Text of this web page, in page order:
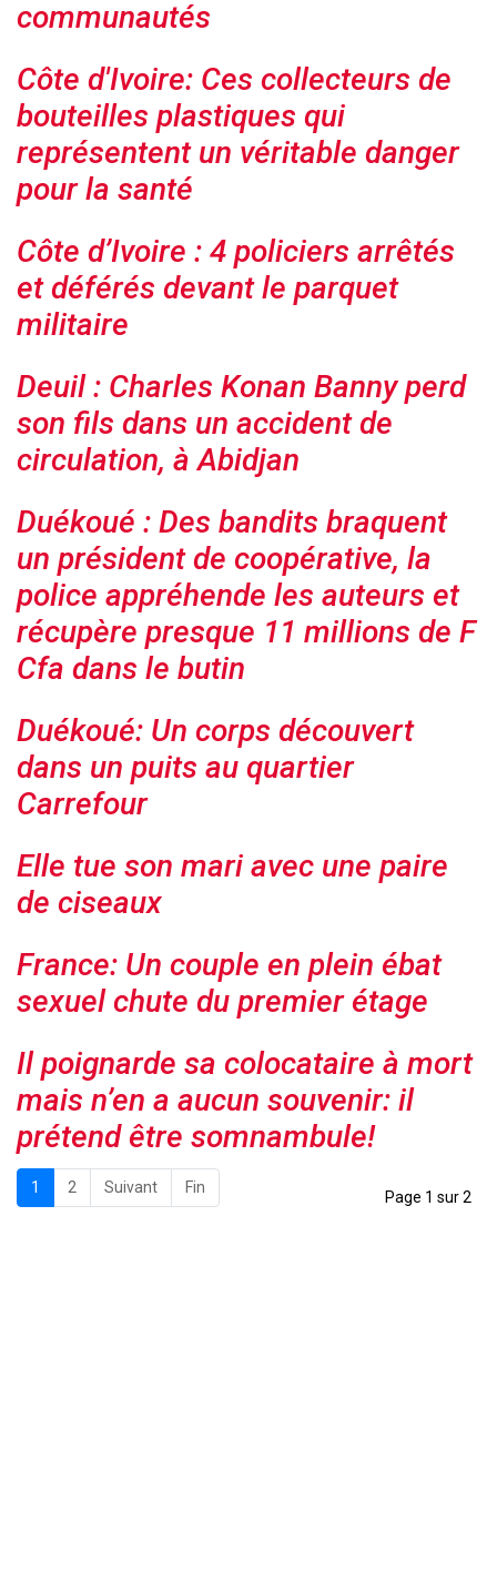
communautés
Côte d'Ivoire: Ces collecteurs de
bouteilles plastiques qui
représentent un véritable danger
pour la santé
Côte d’Ivoire : 4 policiers arrêtés
et déférés devant le parquet
militaire
Deuil : Charles Konan Banny perd
son fils dans un accident de
circulation, à Abidjan
Duékoué : Des bandits braquent
un président de coopérative, la
police appréhende les auteurs et
récupère presque 11 millions de F
Cfa dans le butin
Duékoué: Un corps découvert
dans un puits au quartier
Carrefour
Elle tue son mari avec une paire
de ciseaux
France: Un couple en plein ébat
sexuel chute du premier étage
Il poignarde sa colocataire à mort
mais n’en a aucun souvenir: il
prétend être somnambule!
Page 1 sur 2
1 2 Suivant Fin